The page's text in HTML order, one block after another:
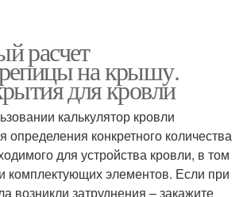
расчет
на крышу.
для кровли
калькулятор кровли
определения конкретного количества
для устройства кровли, в том
комплектующих элементов. Если при
возникли затруднения – закажите